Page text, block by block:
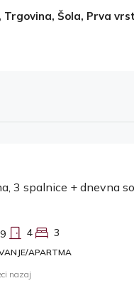
Šola, Prva
4 3
APARTMA
nazaj